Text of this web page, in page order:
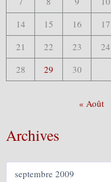
14
15 16 17
21
22 23 24
28
29 30
« Août
Archives
A